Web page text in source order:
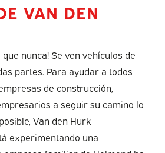
VAN DEN
que nunca! Se ven vehículos de
partes. Para ayudar a todos
de construcción,
a seguir su camino lo
Van den Hurk
experimentando una